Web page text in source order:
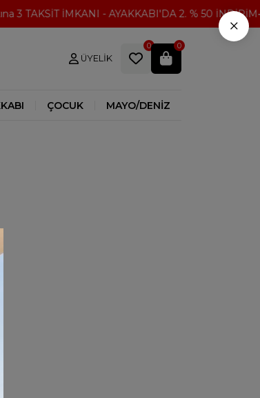
3 TAKSİT İMKANI - AYAKKABI'DA 2. % 50 İNDİRİM
ÜYELIK
0 0
ÇOCUK MAYO/DENİZ
×